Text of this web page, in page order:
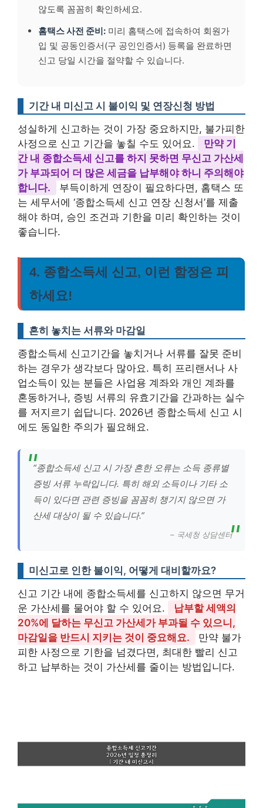
않도록 꼼꼼히 확인하세요.
홈택스 사전 준비: 미리 홈택스에 접속하여 회원가
입 및 공동인증서(구 공인인증서) 등록을 완료하면
신고 당일 시간을 절약할 수 있습니다.
기간 내 미신고 시 불이익 및 연장신청 방법
성실하게 신고하는 것이 가장 중요하지만, 불가피한
사정으로 신고 기간을 놓칠 수도 있어요.
만약 기
간 내 종합소득세 신고를 하지 못하면 무신고 가산세
가 부과되어 더 많은 세금을 납부해야 하니 주의해야
합니다.
부득이하게 연장이 필요하다면, 홈택스 또
는 세무서에 ‘종합소득세 신고 연장 신청서’를 제출
해야 하며, 승인 조건과 기한을 미리 확인하는 것이
좋습니다.
4. 종합소득세 신고, 이런 함정은 피
하세요!
흔히 놓치는 서류와 마감일
종합소득세 신고기간을 놓치거나 서류를 잘못 준비
하는 경우가 생각보다 많아요. 특히 프리랜서나 사
업소득이 있는 분들은 사업용 계좌와 개인 계좌를
혼동하거나, 증빙 서류의 유효기간을 간과하는 실수
를 저지르기 쉽답니다. 2026년 종합소득세 신고 시
에도 동일한 주의가 필요해요.
“종합소득세 신고 시 가장 흔한 오류는 소득 종류별
증빙 서류 누락입니다. 특히 해외 소득이나 기타 소
득이 있다면 관련 증빙을 꼼꼼히 챙기지 않으면 가
산세 대상이 될 수 있습니다.”
– 국세청 상담센터
미신고로 인한 불이익, 어떻게 대비할까요?
신고 기간 내에 종합소득세를 신고하지 않으면 무거
운 가산세를 물어야 할 수 있어요.
납부할 세액의
20%에 달하는 무신고 가산세가 부과될 수 있으니,
마감일을 반드시 지키는 것이 중요해요.
만약 불가
피한 사정으로 기한을 넘겼다면, 최대한 빨리 신고
하고 납부하는 것이 가산세를 줄이는 방법입니다.